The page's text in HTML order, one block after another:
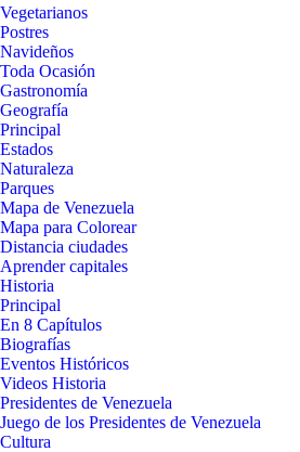
Vegetarianos
Postres
Navideños
Toda Ocasión
Gastronomía
Geografía
Principal
Estados
Naturaleza
Parques
Mapa de Venezuela
Mapa para Colorear
Distancia ciudades
Aprender capitales
Historia
Principal
En 8 Capítulos
Biografías
Eventos Históricos
Videos Historia
Presidentes de Venezuela
Juego de los Presidentes de Venezuela
Cultura